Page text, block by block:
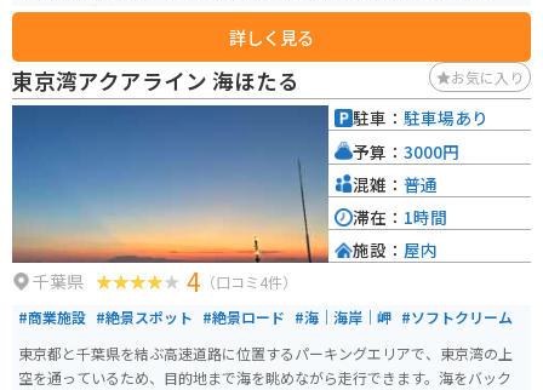
泉利用や囲炉裏を囲んでの食事が可能です。
詳しく見る
東京湾アクアライン 海ほたる お気に入り
千葉県 4 （口コミ4件）
#商業施設 #絶景スポット #絶景ロード #海｜海岸｜岬 #ソフトクリーム
東京都と千葉県を結ぶ高速道路に位置するパーキングエリアで、東京湾の上
空を通っているため、目的地まで海を眺めながら走行できます。海をバック
駐車： 駐車場あり
予算： 3000円
混雑： 普通
滞在： 1時間
施設： 屋内